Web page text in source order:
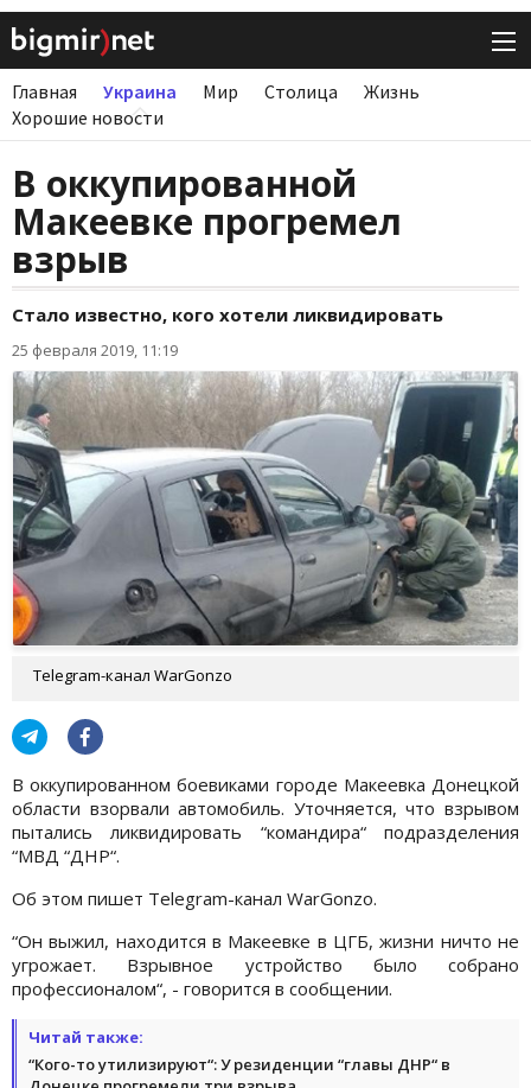
Главная Украина Мир Столица
Жизнь
Хорошие новости
В оккупированной
Макеевке прогремел
взрыв
Стало известно, кого хотели ликвидировать
25 февраля 2019, 11:19
Telegram-канал WarGonzo
В оккупированном боевиками городе Макеевка Донецкой
области взорвали автомобиль. Уточняется, что взрывом
пытались ликвидировать “командира“ подразделения
“МВД “ДНР“.
Об этом пишет Telegram-канал WarGonzo.
“Он выжил, находится в Макеевке в ЦГБ, жизни ничто не
угрожает. Взрывное устройство было собрано
профессионалом“, - говорится в сообщении.
Читай также:
“Кого-то утилизируют“: У резиденции “главы ДНР“ в